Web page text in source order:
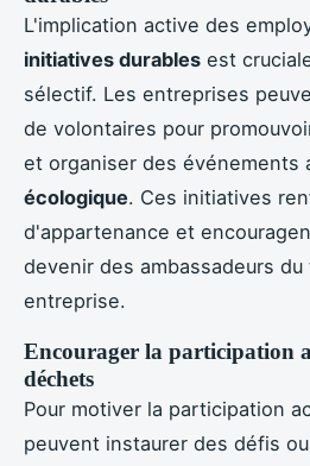
L'implication active des
initiatives durables est
sélectif. Les entreprises
de volontaires pour
et organiser des événements
écologique. Ces initiatives
d'appartenance et
devenir des ambassadeurs
entreprise.
Encourager la participation
déchets
Pour motiver la participation
peuvent instaurer des défis